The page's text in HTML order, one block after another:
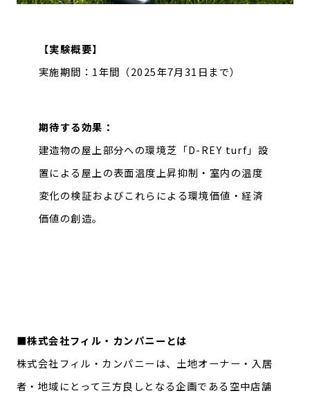
【実験概要】
実施期間：1年間（2025年7月31日まで）
期待する効果：
建造物の屋上部分への環境芝「D-REY turf」設
置による屋上の表面温度上昇抑制・室内の温度
変化の検証およびこれらによる環境価値・経済
価値の創造。
■株式会社フィル・カンパニーとは
株式会社フィル・カンパニーは、土地オーナー・入居
者・地域にとって三方良しとなる企画である空中店舗